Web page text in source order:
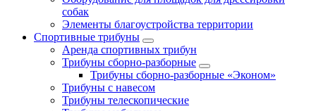
собак
Элементы благоустройства территории
Спортивные трибуны
Аренда спортивных трибун
Трибуны сборно-разборные
Трибуны сборно-разборные «Эконом»
Трибуны с навесом
Трибуны телескопические